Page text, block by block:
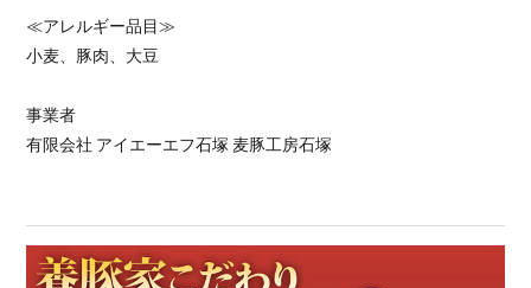
≪アレルギー品目≫
小麦、豚肉、大豆
事業者
有限会社 アイエーエフ石塚 麦豚工房石塚